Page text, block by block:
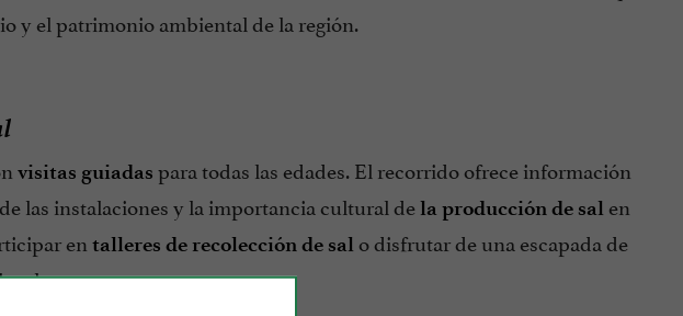
y el patrimonio ambiental de la región.
visitas guiadas para todas las edades. El recorrido ofrece información
las instalaciones y la importancia cultural dela producción de sal en
en talleres de recolección de sal o disfrutar de una escapada de